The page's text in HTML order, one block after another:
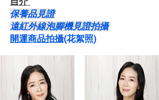
保養品見證
遠紅外線泡腳機見證拍攝
開運商品拍攝​(花絮照)